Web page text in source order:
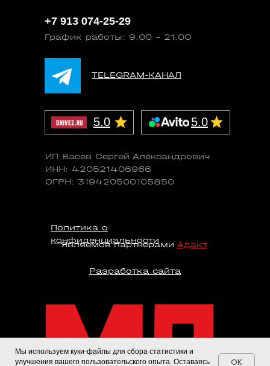
5.0 5.0
+7 913 074-25-29
График работы: 9.00 - 21.00
TELEGRAM-КАНАЛ
Политика о
конфиденциальности
Разработка сайта
Являемся партнерами Адакт
ИП Васев Сергей Александрович
ИНН: 420521406966
ОГРН: 319420500105850
Мы используем куки-файлы для сбора статистики и
улучшения вашего пользовательского опыта. Оставаясь
OK